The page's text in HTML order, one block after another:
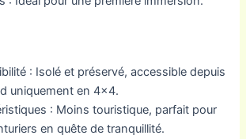
: Isolé et préservé, accessible depuis
uniquement en 4×4.
: Moins touristique, parfait pour
en quête de tranquillité.